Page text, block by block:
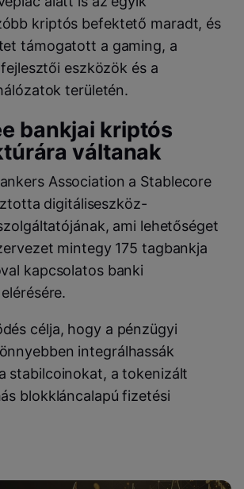
kriptós befektető maradt, és
támogatott a gaming, a
eszközök és a
területén.
bankjai kriptós
váltanak
Association a Stablecore
digitáliseszköz-
ami lehetőséget
mintegy 175 tagbankja
kapcsolatos banki
célja, hogy a pénzügyi
integrálhassák
stabilcoinokat, a tokenizált
blokkláncalapú fizetési